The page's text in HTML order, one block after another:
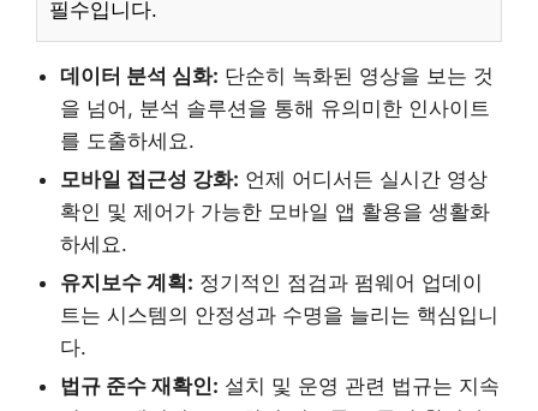
필수입니다.
데이터 분석 심화: 단순히 녹화된 영상을 보는 것
을 넘어, 분석 솔루션을 통해 유의미한 인사이트
를 도출하세요.
모바일 접근성 강화: 언제 어디서든 실시간 영상
확인 및 제어가 가능한 모바일 앱 활용을 생활화
하세요.
유지보수 계획: 정기적인 점검과 펌웨어 업데이
트는 시스템의 안정성과 수명을 늘리는 핵심입니
다.
법규 준수 재확인: 설치 및 운영 관련 법규는 지속